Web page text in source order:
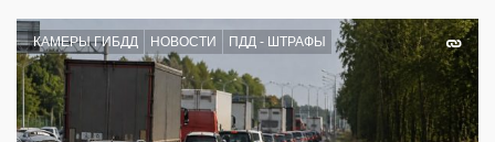
КАМЕРЫ ГИБДД НОВОСТИ ПДД - ШТРАФЫ